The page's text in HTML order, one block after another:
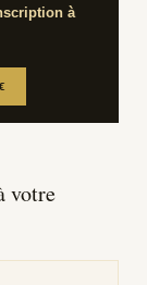
à
votre